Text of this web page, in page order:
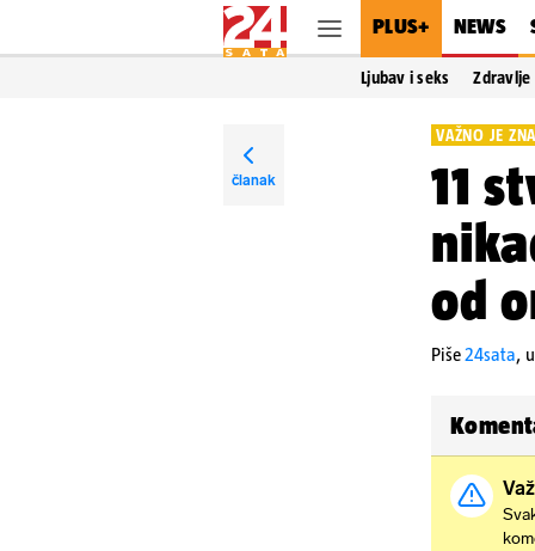
PLUS+ NEWS
Ljubav i seks Zdravlje
članak
VAŽNO JE
11
od
Piše24sata,